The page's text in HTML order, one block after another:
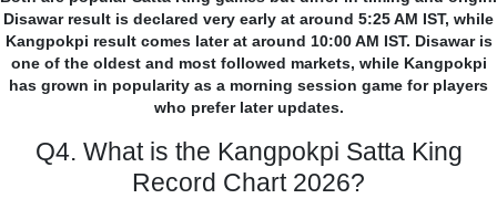
Disawar result is declared very early at around 5:25 AM IST, while
Kangpokpi result comes later at around 10:00 AM IST. Disawar is
one of the oldest and most followed markets, while Kangpokpi
has grown in popularity as a morning session game for players
who prefer later updates.
Q4. What is the Kangpokpi Satta King
Record Chart 2026?